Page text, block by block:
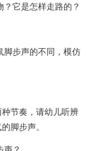
它是怎样走路的？
步声的不同，模仿
节奏，请幼儿听辨
脚步声。